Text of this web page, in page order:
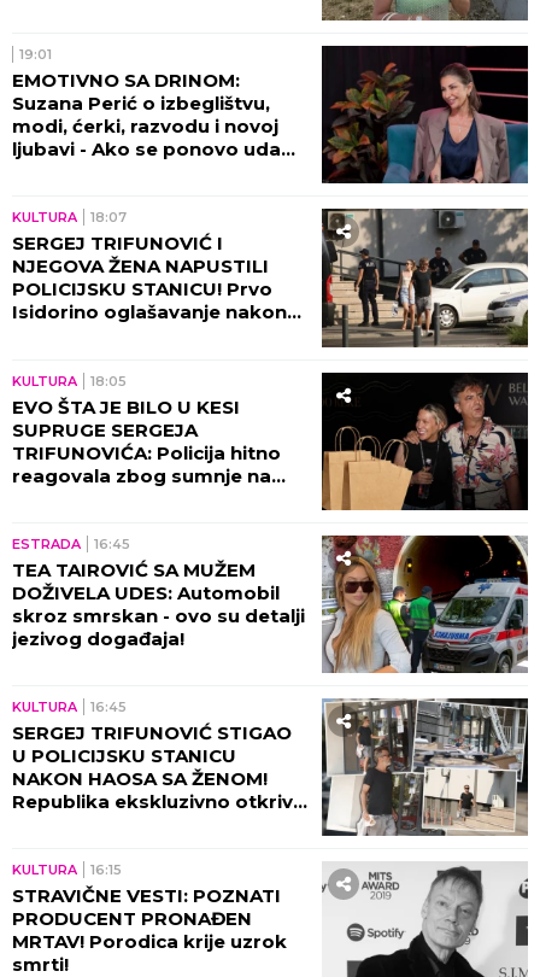
19:01
EMOTIVNO SA DRINOM:
Suzana Perić o izbeglištvu,
modi, ćerki, razvodu i novoj
ljubavi - Ako se ponovo udam,
KULTURA 18:07
SERGEJ TRIFUNOVIĆ I
NJEGOVA ŽENA NAPUSTILI
POLICIJSKU STANICU! Prvo
Isidorino oglašavanje nakon
KULTURA 18:05
EVO ŠTA JE BILO U KESI
SUPRUGE SERGEJA
TRIFUNOVIĆA: Policija hitno
reagovala zbog sumnje na
ESTRADA 16:45
TEA TAIROVIĆ SA MUŽEM
DOŽIVELA UDES: Automobil
skroz smrskan - ovo su detalji
jezivog događaja!
KULTURA 16:45
SERGEJ TRIFUNOVIĆ STIGAO
U POLICIJSKU STANICU
NAKON HAOSA SA ŽENOM!
Republika ekskluzivno otkriva
KULTURA 16:15
STRAVIČNE VESTI: POZNATI
PRODUCENT PRONAĐEN
MRTAV! Porodica krije uzrok
smrti!